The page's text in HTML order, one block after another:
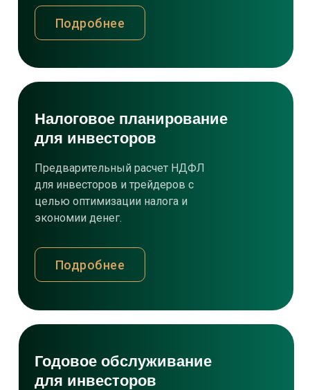
Годовое обслуживание
для инвесторов
Налоговое планирование
для инвесторов
Предварительный расчет НДФЛ
для инвесторов и трейдеров с
целью оптимизации налога и
экономии денег.
Подробнее
Подробнее